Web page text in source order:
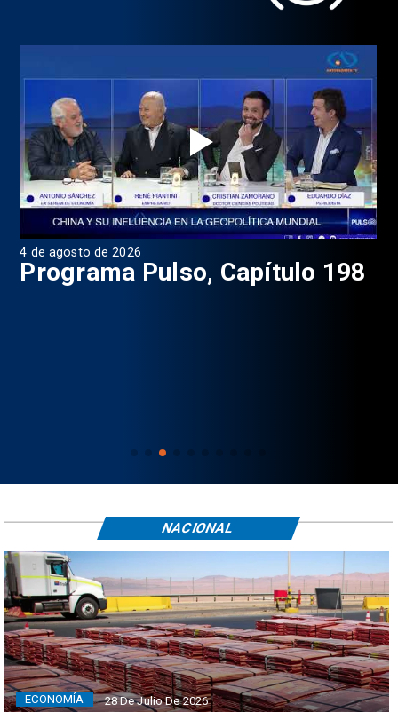
4 de agosto de 2026
Programa Pulso, Capítulo 198
ECONOMÍA 28 De Julio De 2026
NACIONAL